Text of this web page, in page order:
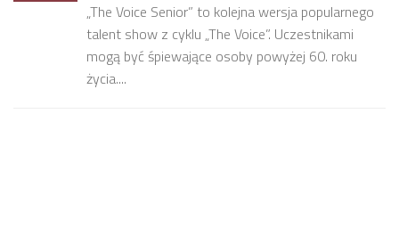
„The Voice Senior” to kolejna wersja popularnego
talent show z cyklu „The Voice”. Uczestnikami
mogą być śpiewające osoby powyżej 60. roku
życia....